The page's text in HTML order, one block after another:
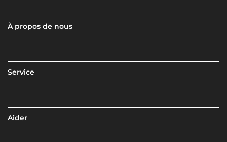
À propos de nous
Service
Aider